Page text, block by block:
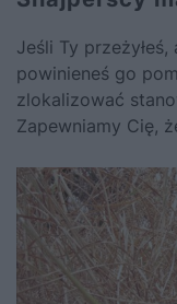
Jeśli Ty
powinieneś go
zlokalizować
Zapewniamy Cię,